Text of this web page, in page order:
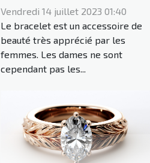
Vendredi 14 juillet 2023 01:40
Le bracelet est un accessoire de
beauté très apprécié par les
femmes. Les dames ne sont
cependant pas les...